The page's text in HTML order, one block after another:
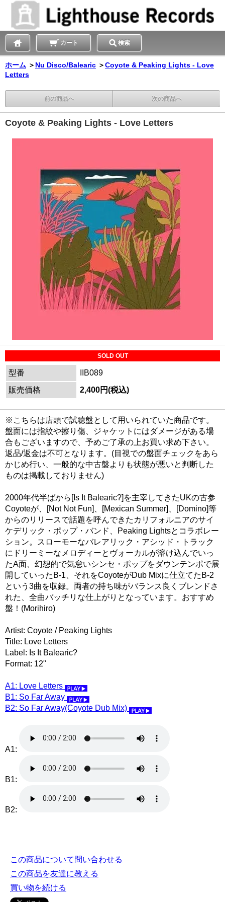
カート 検索
ホーム ＞ Nu Disco/Balearic ＞Coyote & Peaking Lights - Love
Letters
前の商品へ 次の商品へ
Coyote & Peaking Lights - Love Letters
SOLD OUT
型番
IIB089
販売価格
2,400円(税込)
※こちらは店頭で試聴盤として用いられていた商品です。
盤面には指紋や擦り傷、ジャケットにはダメージがある場
合もございますので、予めご了承の上お買い求め下さい。
返品/返金は不可となります。(目視での盤面チェックをあら
かじめ行い、一般的な中古盤よりも状態が悪いと判断した
ものは掲載しておりません)
2000年代半ばから[Is It Balearic?]を主宰してきたUKの古参
Coyoteが、[Not Not Fun]、[Mexican Summer]、[Domino]等
からのリリースで話題を呼んできたカリフォルニアのサイ
ケデリック・ポップ・バンド、Peaking Lightsとコラボレー
ション。スローモーなバレアリック・アシッド・トラック
にドリーミーなメロディーとヴォーカルが溶け込んでいっ
たA面、幻想的で気怠いシンセ・ポップをダウンテンポで展
開していったB-1、それをCoyoteがDub Mixに仕立てたB-2
という3曲を収録。両者の持ち味がバランス良くブレンドさ
れた、全曲バッチリな仕上がりとなっています。おすすめ
盤！(Morihiro)
Artist: Coyote / Peaking Lights
Title: Love Letters
Label: Is It Balearic?
Format: 12"
A1: Love Letters
B1: So Far Away
B2: So Far Away(Coyote Dub Mix)
A1:
B1:
B2:
この商品について問い合わせる
この商品を友達に教える
買い物を続ける